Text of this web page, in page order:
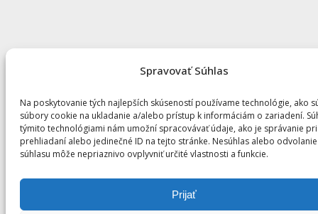
Spravovať Súhlas
Na poskytovanie tých najlepších skúseností používame technológie, ako
súbory cookie na ukladanie a/alebo prístup k informáciám o zariadení.
týmito technológiami nám umožní spracovávať údaje, ako je správanie pri
prehliadaní alebo jedinečné ID na tejto stránke. Nesúhlas alebo odvolanie
súhlasu môže nepriaznivo ovplyvniť určité vlastnosti a funkcie.
Prijať